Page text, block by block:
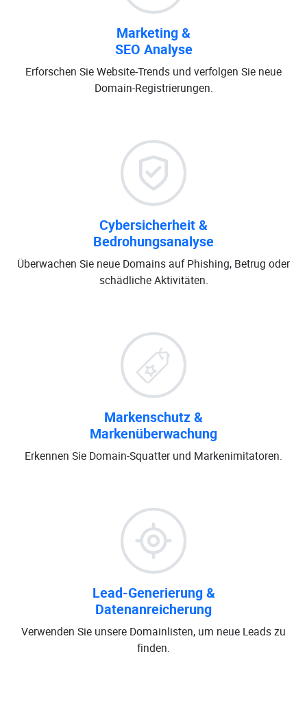
Marketing &
SEO Analyse
Erforschen Sie Website-Trends und verfolgen Sie neue
Domain-Registrierungen.
Cybersicherheit &
Bedrohungsanalyse
Überwachen Sie neue Domains auf Phishing, Betrug oder
schädliche Aktivitäten.
Markenschutz &
Markenüberwachung
Erkennen Sie Domain-Squatter und Markenimitatoren.
Lead-Generierung &
Datenanreicherung
Verwenden Sie unsere Domainlisten, um neue Leads zu
finden.